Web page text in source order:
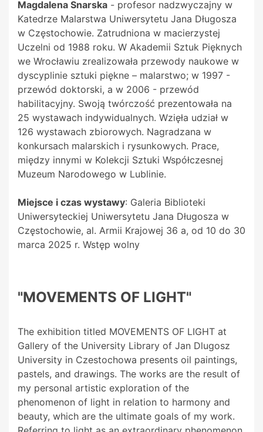
Magdalena Snarska - profesor nadzwyczajny w
Katedrze Malarstwa Uniwersytetu Jana Długosza
w Częstochowie. Zatrudniona w macierzystej
Uczelni od 1988 roku. W Akademii Sztuk Pięknych
we Wrocławiu zrealizowała przewody naukowe w
dyscyplinie sztuki piękne – malarstwo; w 1997 -
przewód doktorski, a w 2006 - przewód
habilitacyjny. Swoją twórczość prezentowała na
25 wystawach indywidualnych. Wzięła udział w
126 wystawach zbiorowych. Nagradzana w
konkursach malarskich i rysunkowych. Prace,
między innymi w Kolekcji Sztuki Współczesnej
Muzeum Narodowego w Lublinie.
Miejsce i czas wystawy: Galeria Biblioteki
Uniwersyteckiej Uniwersytetu Jana Długosza w
Częstochowie, al. Armii Krajowej 36 a, od 10 do 30
marca 2025 r. Wstęp wolny
"MOVEMENTS OF LIGHT"
The exhibition titled MOVEMENTS OF LIGHT at
Gallery of the University Library of Jan Dlugosz
University in Czestochowa presents oil paintings,
pastels, and drawings. The works are the result of
my personal artistic exploration of the
phenomenon of light in relation to harmony and
beauty, which are the ultimate goals of my work.